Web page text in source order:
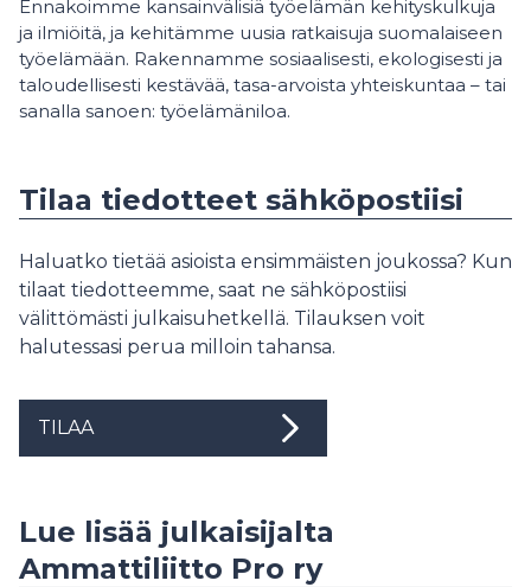
Ennakoimme kansainvälisiä työelämän kehityskulkuja
ja ilmiöitä, ja kehitämme uusia ratkaisuja suomalaiseen
työelämään. Rakennamme sosiaalisesti, ekologisesti ja
taloudellisesti kestävää, tasa-arvoista yhteiskuntaa – tai
sanalla sanoen: työelämäniloa.
Tilaa tiedotteet sähköpostiisi
Haluatko tietää asioista ensimmäisten joukossa? Kun
tilaat tiedotteemme, saat ne sähköpostiisi
välittömästi julkaisuhetkellä. Tilauksen voit
halutessasi perua milloin tahansa.
TILAA
Lue lisää julkaisijalta
Ammattiliitto Pro ry